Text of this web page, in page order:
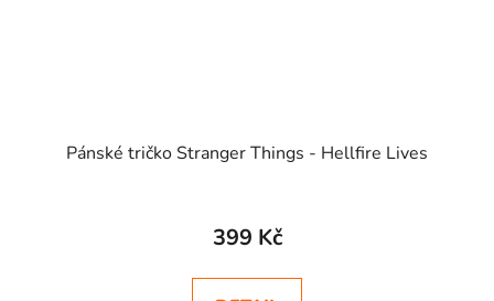
Pánské tričko Stranger Things - Hellfire Lives
399 Kč